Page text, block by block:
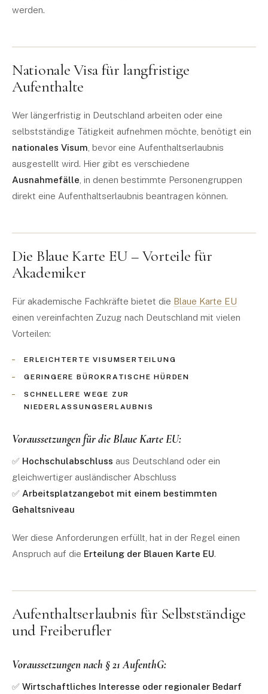
werden.
Nationale Visa für langfristige
Aufenthalte
Wer längerfristig in Deutschland arbeiten oder eine
selbstständige Tätigkeit aufnehmen möchte, benötigt ein
nationales Visum , bevor eine Aufenthaltserlaubnis
ausgestellt wird. Hier gibt es verschiedene
Ausnahmefälle , in denen bestimmte Personengruppen
direkt eine Aufenthaltserlaubnis beantragen können.
Die Blaue Karte EU – Vorteile für
Akademiker
Für akademische Fachkräfte bietet die Blaue Karte EU
einen vereinfachten Zuzug nach Deutschland mit vielen
Vorteilen:
ERLEICHTERTE VISUMSERTEILUNG
GERINGERE BÜROKRATISCHE HÜRDEN
SCHNELLERE WEGE ZUR
NIEDERLASSUNGSERLAUBNIS
Voraussetzungen für die Blaue Karte EU:
✅ Hochschulabschluss aus Deutschland oder ein
gleichwertiger ausländischer Abschluss
✅ Arbeitsplatzangebot mit einem bestimmten
Gehaltsniveau
Wer diese Anforderungen erfüllt, hat in der Regel einen
Anspruch auf die Erteilung der Blauen Karte EU.
Aufenthaltserlaubnis für Selbstständige
und Freiberufler
Voraussetzungen nach § 21 AufenthG:
✅ Wirtschaftliches Interesse oder regionaler Bedarf